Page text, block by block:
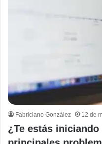
Fabriciano González 12 de
¿Te estás